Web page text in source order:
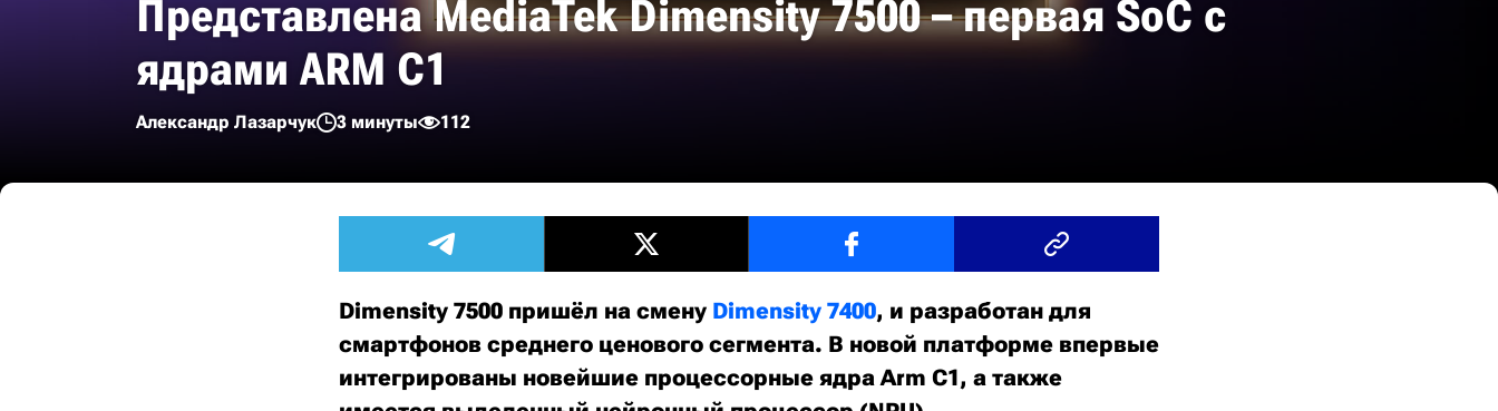
Представлена MediaTek Dimensity 7500 – первая SoC с
ядрами ARM C1
Александр Лазарчук 3 минуты 112
Dimensity 7500 пришёл на смену Dimensity 7400, и разработан для
смартфонов среднего ценового сегмента. В новой платформе впервые
интегрированы новейшие процессорные ядра Arm C1, а также